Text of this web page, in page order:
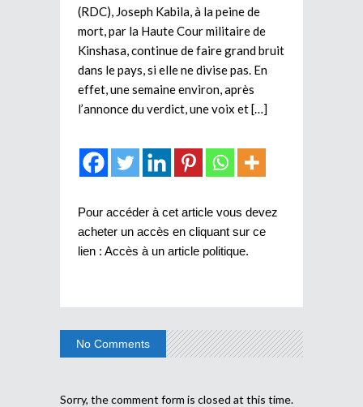
(RDC), Joseph Kabila, à la peine de
mort, par la Haute Cour militaire de
Kinshasa, continue de faire grand bruit
dans le pays, si elle ne divise pas. En
effet, une semaine environ, après
l’annonce du verdict, une voix et […]
Pour accéder à cet article vous devez
acheter un accès en cliquant sur ce
lien : Accès à un article politique.
No Comments
Sorry, the comment form is closed at this time.